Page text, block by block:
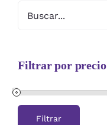
Filtrar por precio
Filtrar